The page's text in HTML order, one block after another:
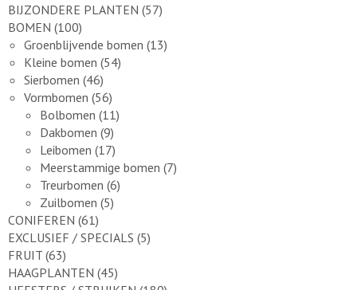
BIJZONDERE PLANTEN (57)
BOMEN (100)
Groenblijvende bomen (13)
Kleine bomen (54)
Sierbomen (46)
Vormbomen (56)
Bolbomen (11)
Dakbomen (9)
Leibomen (17)
Meerstammige bomen (7)
Treurbomen (6)
Zuilbomen (5)
CONIFEREN (61)
EXCLUSIEF / SPECIALS (5)
FRUIT (63)
HAAGPLANTEN (45)